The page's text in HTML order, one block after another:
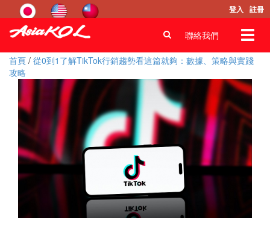
登入 註冊
聯絡我們
首頁 / 從0到1了解TikTok行銷趨勢看這篇就夠：數據、策略與實踐
攻略